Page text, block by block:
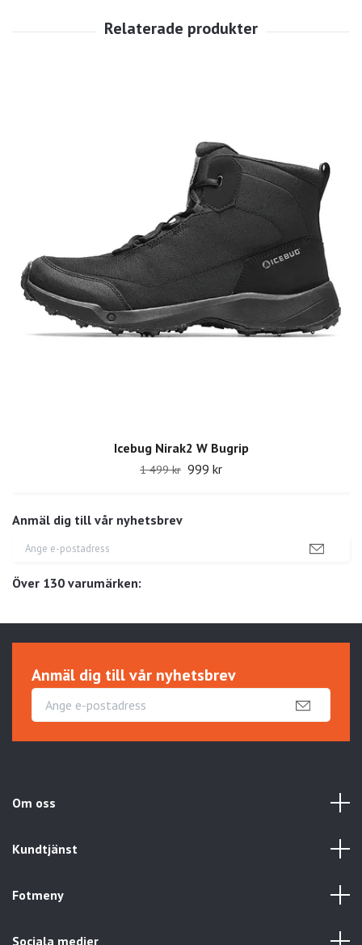
Anmäl dig till vår nyhetsbrev
Över 130 varumärken:
Icebug Nirak2 W Bugrip
1 499 kr 999 kr
Anmäl dig till vår nyhetsbrev
Om oss
Kundtjänst
Fotmeny
Sociala medier